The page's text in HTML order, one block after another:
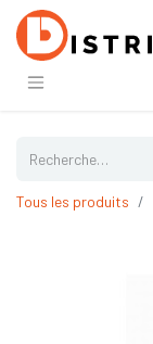
Tous les produits